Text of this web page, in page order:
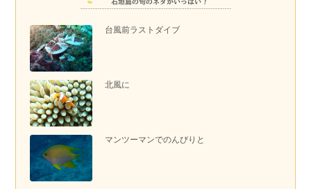
台風前ラストダイブ
北風に
マンツーマンでのんびりと